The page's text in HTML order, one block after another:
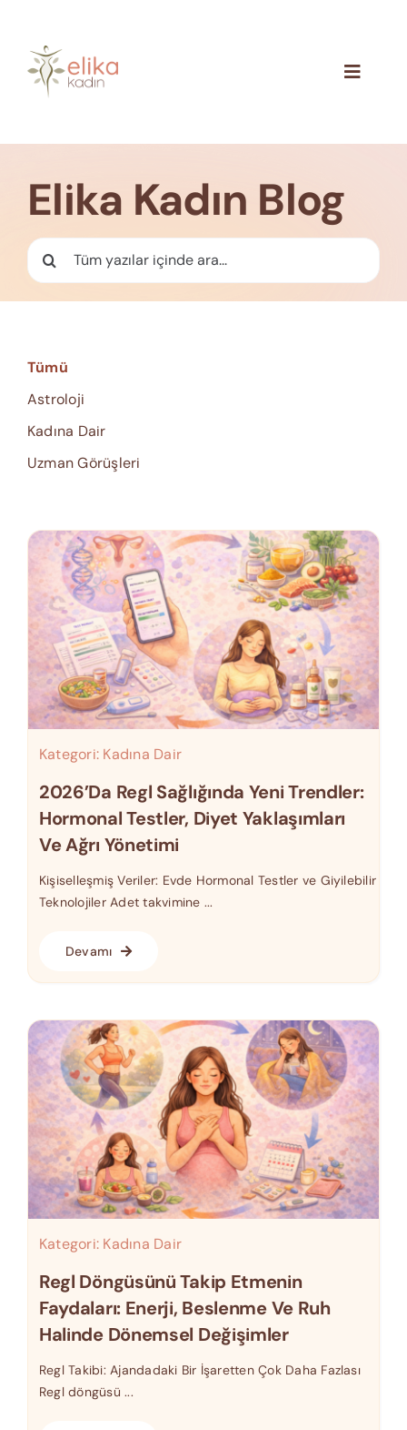
content
Toggle
İletişim
Elika Kadın Blog
Ara:
Tümü
Astroloji
Kadına Dair
Uzman Görüşleri
Kategori: Kadına Dair
2026’da Regl Sağlığında Yeni Trendler:
Hormonal Testler, Diyet Yaklaşımları
Ve Ağrı Yönetimi
Kişiselleşmiş Veriler: Evde Hormonal Testler ve Giyilebilir
Teknolojiler Adet takvimine ...
Devamı
Kategori: Kadına Dair
Regl Döngüsünü Takip Etmenin
Faydaları: Enerji, Beslenme Ve Ruh
Halinde Dönemsel Değişimler
Regl Takibi: Ajandadaki Bir İşaretten Çok Daha Fazlası
Regl döngüsü ...